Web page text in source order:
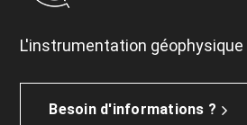
L'instrumentation géophysique
Besoin d'informations ?